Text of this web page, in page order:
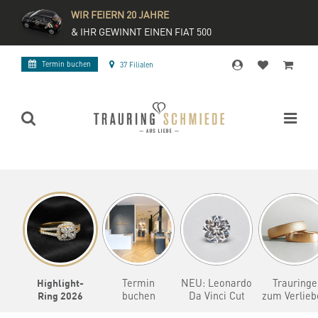
WIR FEIERN 20 JAHRE
& IHR GEWINNT EINEN FIAT 500
Termin buchen 37 Filialen
Highlight-
Ring 2026
Termin
buchen
NEU: Leonardo
Da Vinci Cut
Trauringe
zum